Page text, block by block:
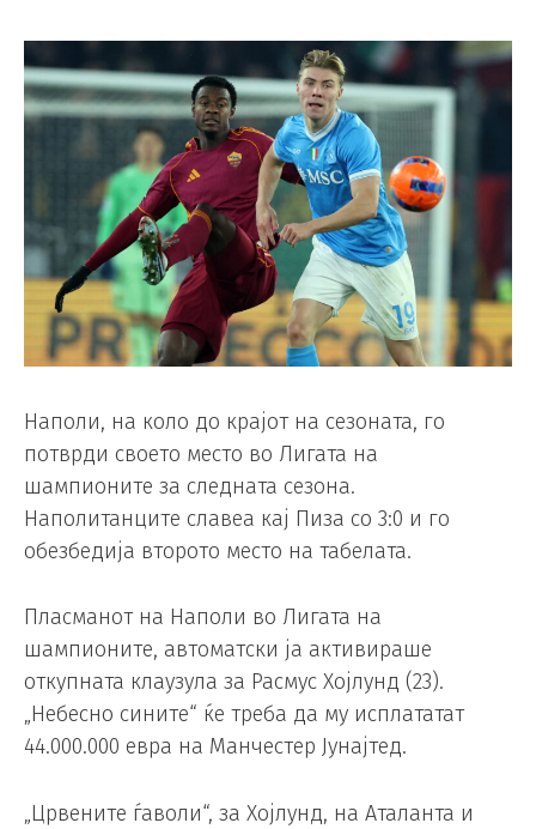
Наполи, на коло до крајот на сезоната, го
потврди своето место во Лигата на
шампионите за следната сезона.
Наполитанците славеа кај Пиза со 3:0 и го
обезбедија второто место на табелата.
Пласманот на Наполи во Лигата на
шампионите, автоматски ја активираше
откупната клаузула за Расмус Хојлунд (23).
„Небесно сините“ ќе треба да му исплататат
44.000.000 евра на Манчестер Јунајтед.
„Црвените ѓаволи“, за Хојлунд, на Аталанта и